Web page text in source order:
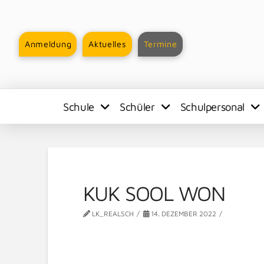
Anmeldung Aktuelles Termine
Schule Schüler Schulpersonal
KUK SOOL WON
LK_REALSCH 14. DEZEMBER 2022